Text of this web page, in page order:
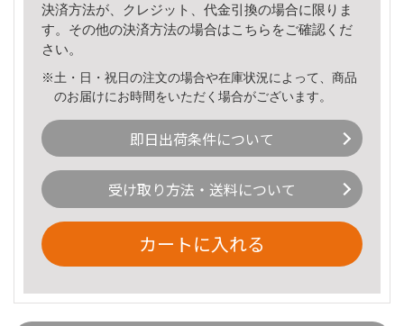
決済方法が、クレジット、代金引換の場合に限りま
す。その他の決済方法の場合はこちら をご確認くだ
さい。
※土・日・祝日の注文の場合や在庫状況によって、商品
のお届けにお時間をいただく場合がございます。
即日出荷条件について
受け取り方法・送料について
カートに入れる